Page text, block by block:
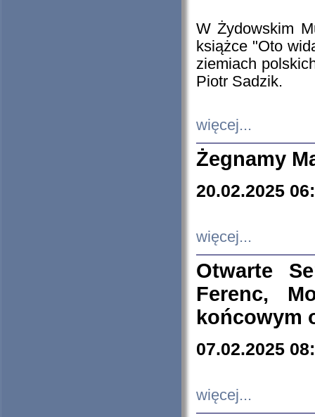
W Żydowskim
książce "Oto
ziemiach
Piotr Sadzik.
więcej...
Żegnamy
20.02.2025
więcej...
Otwarte
Ferenc,
końcowym
07.02.2025
więcej...